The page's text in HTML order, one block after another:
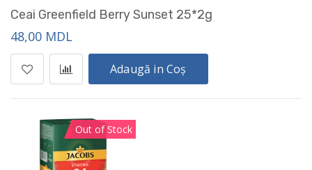
Ceai Greenfield Berry Sunset 25*2g
48,00 MDL
Adaugă in Coș
Out of Stock